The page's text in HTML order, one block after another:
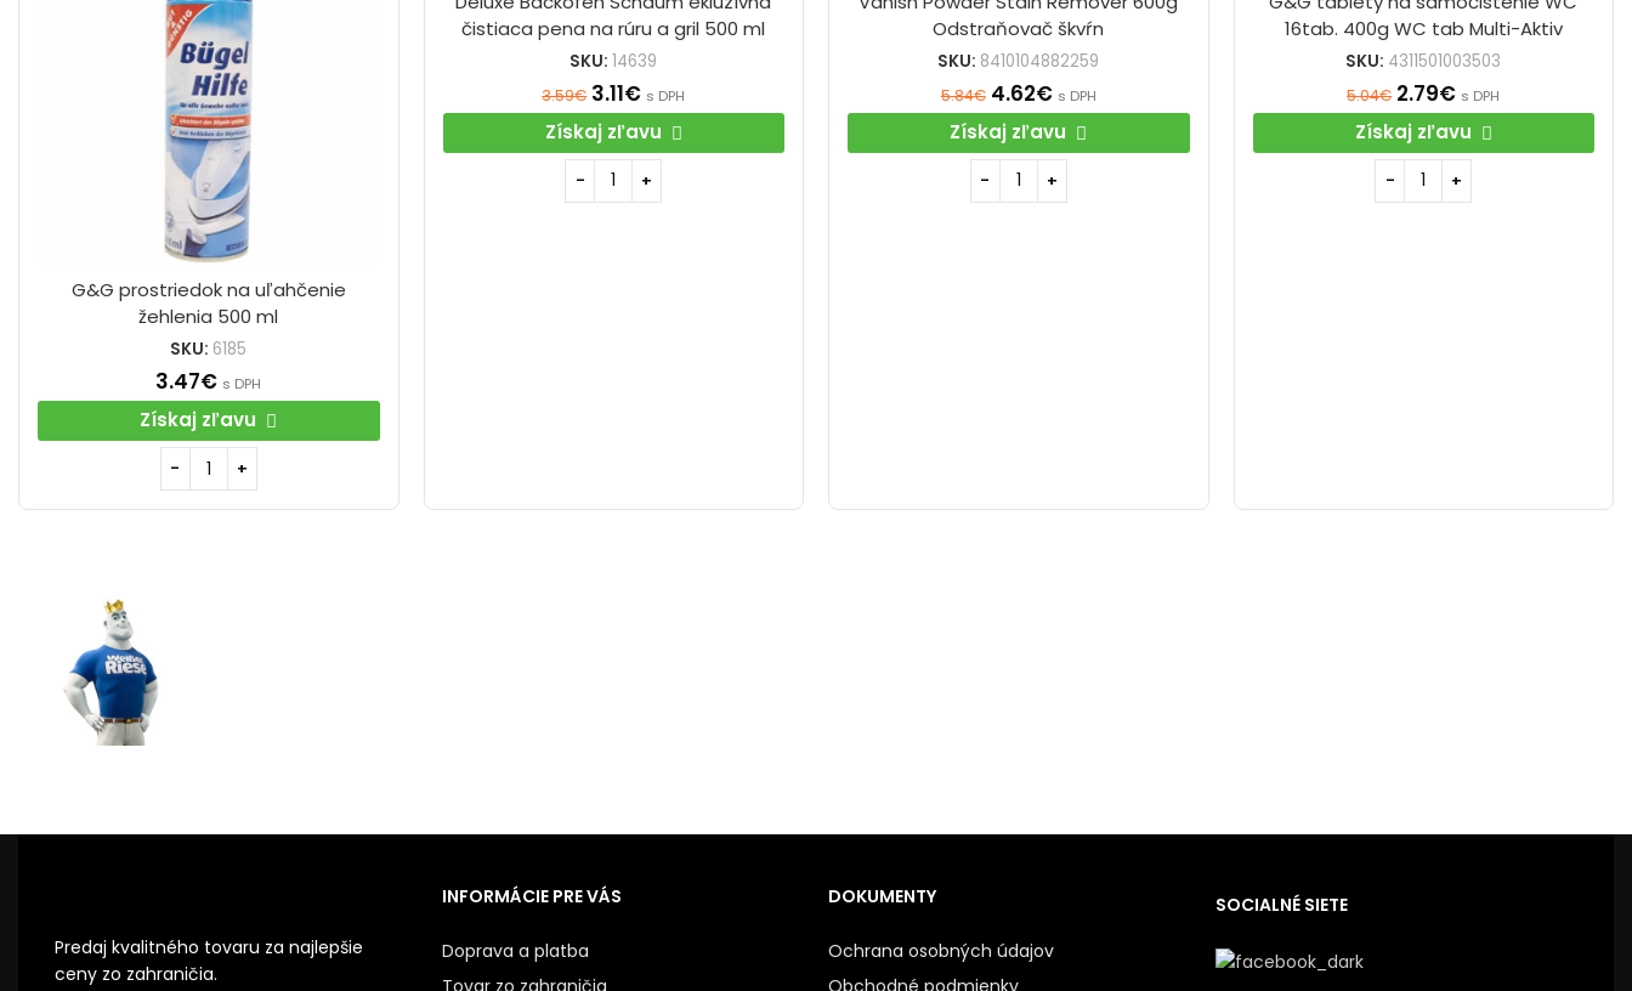
G&G prostriedok na uľahčenie
žehlenia 500 ml
SKU: 6185
3.47€ s DPH
Získaj zľavu
čistiaca pena na rúru a gril 500 ml
SKU:14639
3.59€ 3.11€ s DPH
Získaj zľavu
Odstraňovač škvŕn
SKU: 8410104882259
5.84€ 4.62€ s DPH
Získaj zľavu
16tab. 400g WC tab Multi-Aktiv
SKU: 4311501003503
5.04€ 2.79€ s DPH
Získaj zľavu
Predaj kvalitného tovaru za najlepšie
ceny zo zahraničia.
INFORMÁCIE PRE VÁS
Doprava a platba
Tovar zo zahraničia
DOKUMENTY
Ochrana osobných údajov
Obchodné podmienky
SOCIALNÉ SIETE